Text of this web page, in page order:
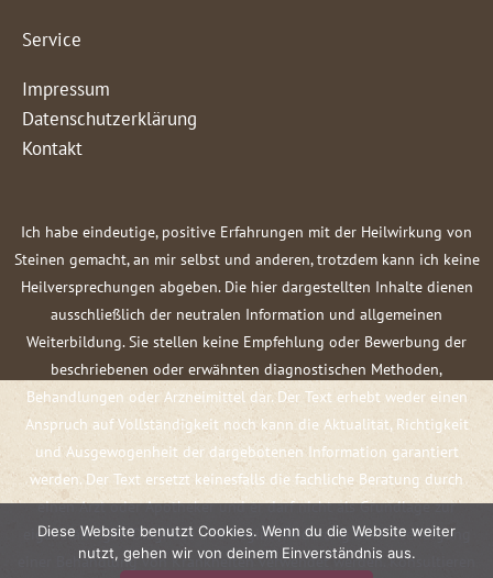
Service
Impressum
Datenschutzerklärung
Kontakt
Ich habe eindeutige, positive Erfahrungen mit der Heilwirkung von
Steinen gemacht, an mir selbst und anderen, trotzdem kann ich keine
Heilversprechungen abgeben. Die hier dargestellten Inhalte dienen
ausschließlich der neutralen Information und allgemeinen
Weiterbildung. Sie stellen keine Empfehlung oder Bewerbung der
beschriebenen oder erwähnten diagnostischen Methoden,
Behandlungen oder Arzneimittel dar. Der Text erhebt weder einen
Anspruch auf Vollständigkeit noch kann die Aktualität, Richtigkeit
und Ausgewogenheit der dargebotenen Information garantiert
werden. Der Text ersetzt keinesfalls die fachliche Beratung durch
einen Arzt oder Apotheker und er darf nicht als Grundlage zur
eigenständigen Diagnose und Beginn, Änderung oder Beendigung
einer Behandlung von Krankheiten verwendet werden. Konsultieren
Diese Website benutzt Cookies. Wenn du die Website weiter
nutzt, gehen wir von deinem Einverständnis aus.